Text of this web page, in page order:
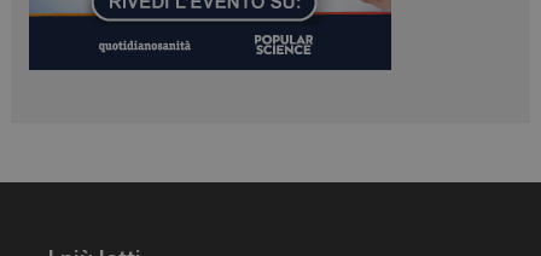
tracking-sites-
ironfish-session-id
www.dailyhealthindustry.it